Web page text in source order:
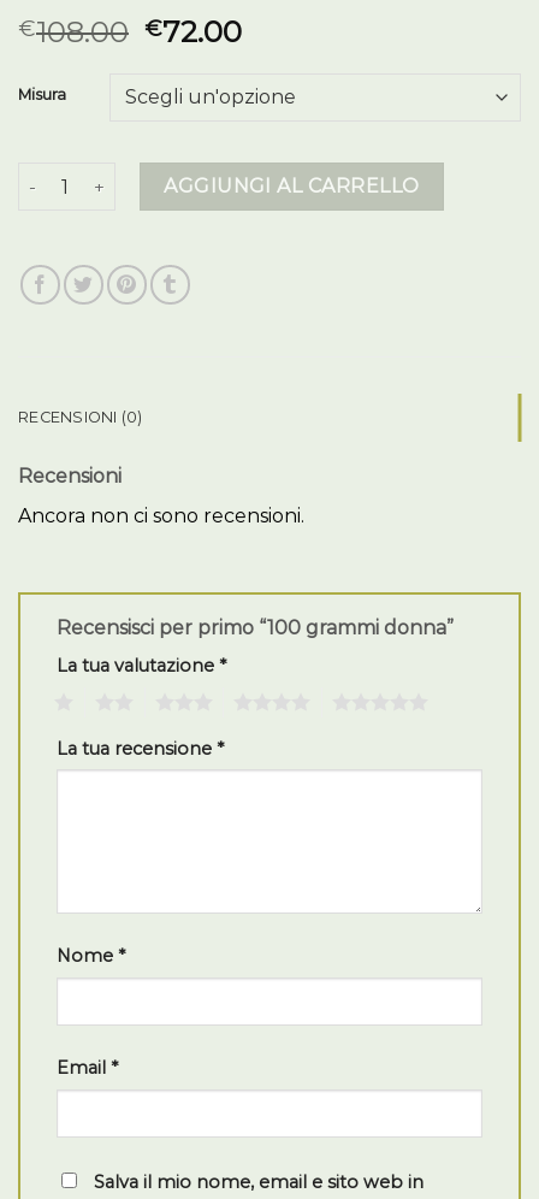
€108.00 €72.00
Misura
100 grammi donna quantitàAGGIUNGI AL CARRELLO
RECENSIONI (0)
Recensioni
Ancora non ci sono recensioni.
Recensisci per primo “100 grammi donna”
La tua valutazione *
La tua recensione *
Nome *
Email *
Salva il mio nome, email e sito web in